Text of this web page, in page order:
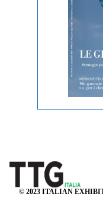
© 2023 ITALIAN